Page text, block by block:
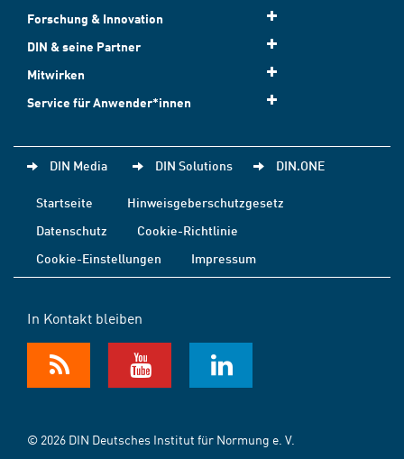
Forschung & Innovation
DIN & seine Partner
Mitwirken
Service für Anwender*innen
DIN Media DIN Solutions DIN.ONE
Startseite
Hinweisgeberschutzgesetz
Datenschutz
Cookie-Richtlinie
Cookie-Einstellungen
Impressum
In Kontakt bleiben
© 2026 DIN Deutsches Institut für Normung e. V.